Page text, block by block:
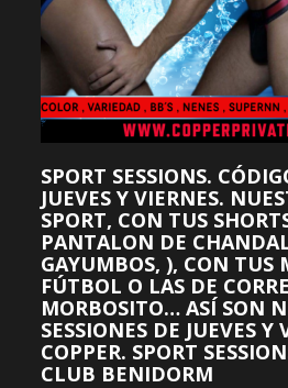
SPORT SESSIONS.
JUEVES Y VIERNES.
SPORT, CON TUS
PANTALON DE
GAYUMBOS, ), CON TUS
FÚTBOL O LAS DE
MORBOSITO… ASÍ SON
SESSIONES DE JUEVES Y
COPPER. SPORT
CLUB BENIDORM